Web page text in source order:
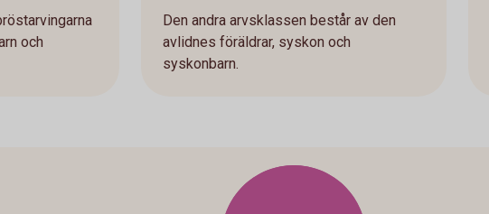
och
Den andra arvsklassen består av den
avlidnes föräldrar, syskon och
syskonbarn.